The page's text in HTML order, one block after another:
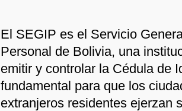
El SEGIP es el Servicio
Personal de Bolivia, una
emitir y controlar la Cédula de
fundamental para que los
extranjeros residentes ejerzan